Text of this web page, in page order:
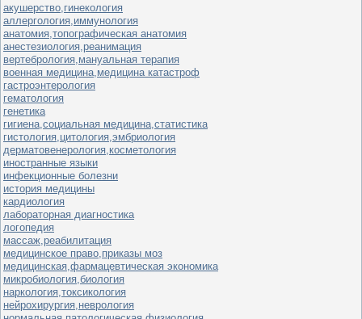
акушерство,гинекология
аллергология,иммунология
анатомия,топографическая анатомия
анестезиология,реанимация
вертебрология,мануальная терапия
военная медицина,медицина катастроф
гастроэнтерология
гематология
генетика
гигиена,социальная медицина,статистика
гистология,цитология,эмбриология
дерматовенерология,косметология
иностранные языки
инфекционные болезни
история медицины
кардиология
лабораторная диагностика
логопедия
массаж,реабилитация
медицинское право,приказы моз
медицинская,фармацевтическая экономика
микробиология,биология
наркология,токсикология
нейрохирургия,неврология